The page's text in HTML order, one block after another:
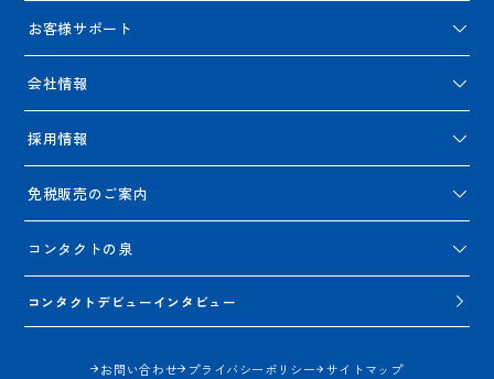
お客様サポート
会社情報
採用情報
免税販売のご案内
コンタクトの泉
コンタクトデビューインタビュー
お問い合わせ プライバシーポリシー サイトマップ